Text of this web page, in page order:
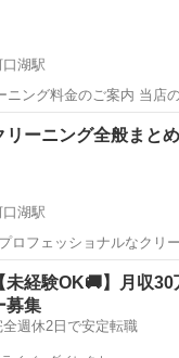
口湖駅
ニング料金のご案内 当店
品質なクオリティを提供
な価格でご利用いただけ
ームエア...
河口湖駅 エアコン
リーニング全般まとめ
口湖駅
術と豊富な経験を持つス
ス...
河口湖駅 ハウスク
未経験OK🚚】月収
募集
全週休2日で安定転職